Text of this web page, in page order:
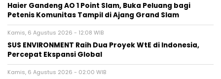
Haier Gandeng AO 1 Point Slam, Buka Peluang bagi
Petenis Komunitas Tampil di Ajang Grand Slam
Kamis, 6 Agustus 2026 - 12:08 WIB
SUS ENVIRONMENT Raih Dua Proyek WtE di Indonesia,
Percepat Ekspansi Global
Kamis, 6 Agustus 2026 - 02:00 WIB